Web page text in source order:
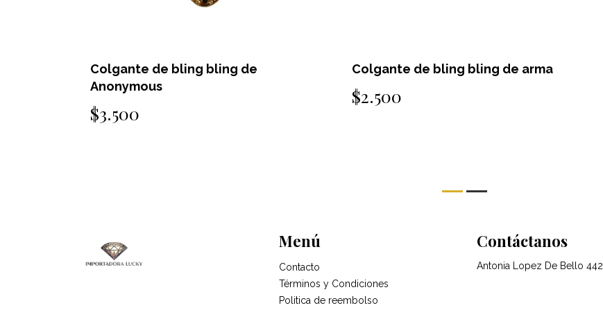
Colgante de bling bling de arma
$2.500
Colgante de bling bling de arma
$2.500
Menú
Contacto
Términos y Condiciones
Politica de reembolso
Contáctanos
Antonia Lopez De Bello 442,